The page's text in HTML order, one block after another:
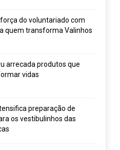
força do voluntariado com
quem transforma Valinhos
arrecada produtos que
vidas
preparação de
os vestibulinhos das